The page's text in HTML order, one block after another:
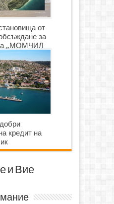
от
за
„МОМЧИЛ
ИГРИЩЕ”
кредит на
и Вие